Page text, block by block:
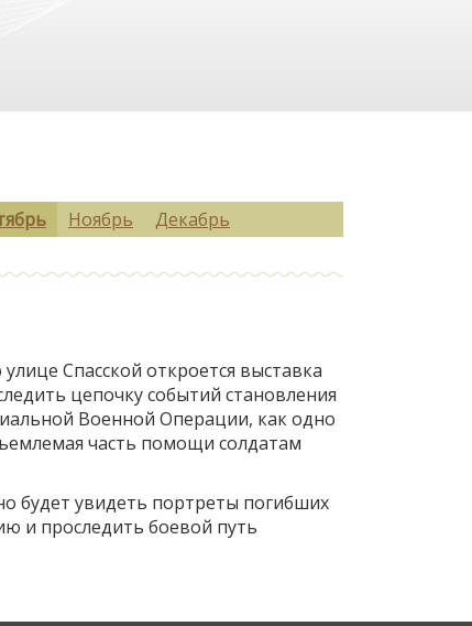
Ноябрь Декабрь
Спасской откроется выставка
цепочку событий становления
Военной Операции, как одно
часть помощи солдатам
будет увидеть портреты погибших
и проследить боевой путь